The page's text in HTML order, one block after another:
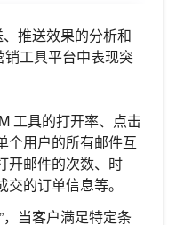
推送效果的分析和
工具平台中表现突
工具的打开率、点击
个用户的所有邮件互
开邮件的次数、时
的订单信息等。
当客户满足特定条